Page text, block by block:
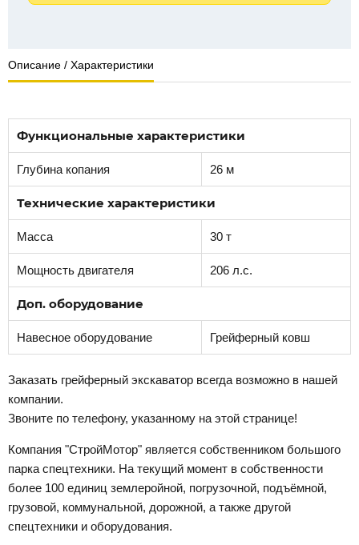
Описание / Характеристики
Функциональные характеристики
Глубина копания 26 м
Технические характеристики
Масса 30 т
Мощность двигателя 206 л.с.
Доп. оборудование
Навесное оборудование Грейферный ковш
Заказать грейферный экскаватор всегда возможно в нашей
компании.
Звоните по телефону, указанному на этой странице!
Компания "СтройМотор" является собственником большого
парка спецтехники. На текущий момент в собственности
более 100 единиц землеройной, погрузочной, подъёмной,
грузовой, коммунальной, дорожной, а также другой
спецтехники и оборудования.